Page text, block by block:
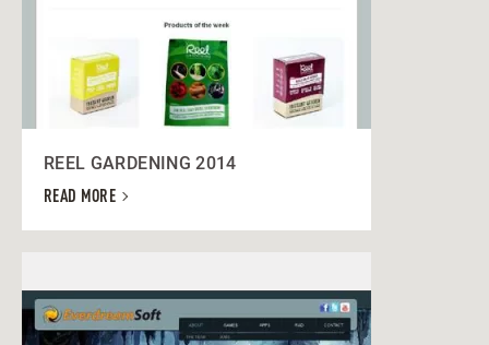
REEL GARDENING 2014
READ MORE